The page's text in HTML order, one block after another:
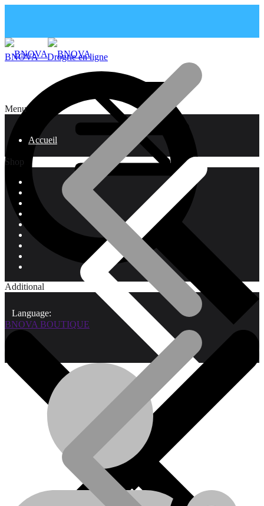
Menu
Accueil
Qui sommes-nous?
Shop
Additional
Language:
BNOVA – Drogrie en ligne
BNOVA BOUTIQUE